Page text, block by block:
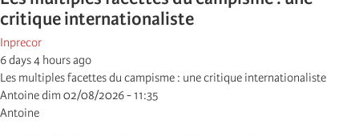
critique internationaliste
Inprecor
6 days 4 hours ago
Les multiples facettes du campisme : une critique internationaliste
Antoine dim 02/08/2026 - 11:35
Antoine